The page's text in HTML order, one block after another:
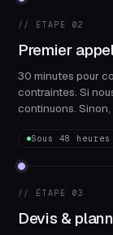
// ÉTAPE 02
Premier
30 minutes pour
contraintes. Si
continuons.
Sous 48 heures
// ÉTAPE 03
Devis &